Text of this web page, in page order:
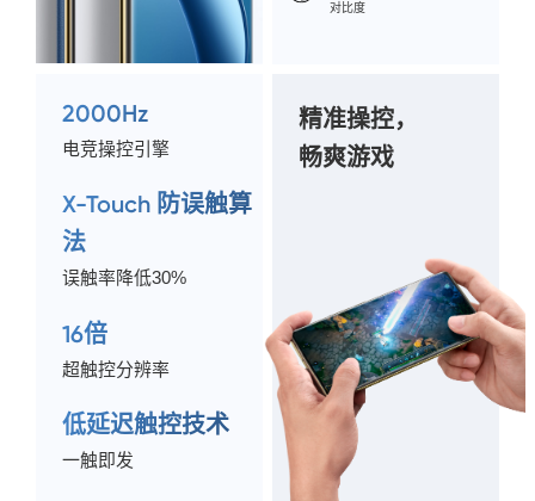
对比度
2000Hz
电竞操控引擎
X-Touch 防误触算
法
误触率降低30%
16倍
超触控分辨率
低延迟触控技术
一触即发
精准操控，
畅爽游戏